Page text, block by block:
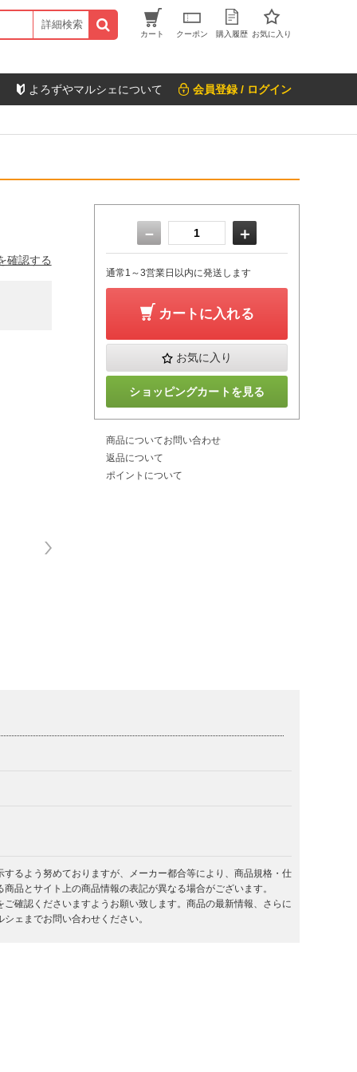
詳細検索
カート クーポン 購入履歴 お気に入り
よろずやマルシェについて 会員登録 / ログイン
確認する
－ ＋
通常1～3営業日以内に発送します
カートに入れる
お気に入り
ショッピングカートを見る
商品についてお問い合わせ
返品について
ポイントについて
るよう努めておりますが、メーカー都合等により、商品規格・仕
品とサイト上の商品情報の表記が異なる場合がございます。
確認くださいますようお願い致します。商品の最新情報、さらに
ェまでお問い合わせください。